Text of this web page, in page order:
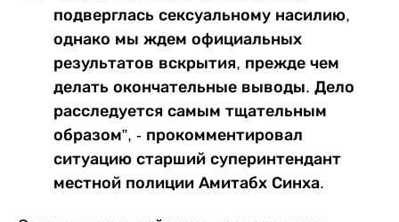
подверглась сексуальному насилию,
однако мы ждем официальных
результатов вскрытия, прежде чем
делать окончательные выводы. Дело
расследуется самым тщательным
образом”, - прокомментировал
ситуацию старший суперинтендант
местной полиции Амитабх Синха.